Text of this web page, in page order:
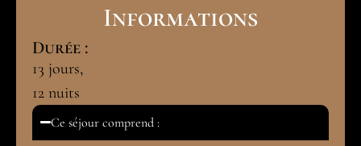
Informations
Durée :
13 jours,
12 nuits
Ce séjour comprend :